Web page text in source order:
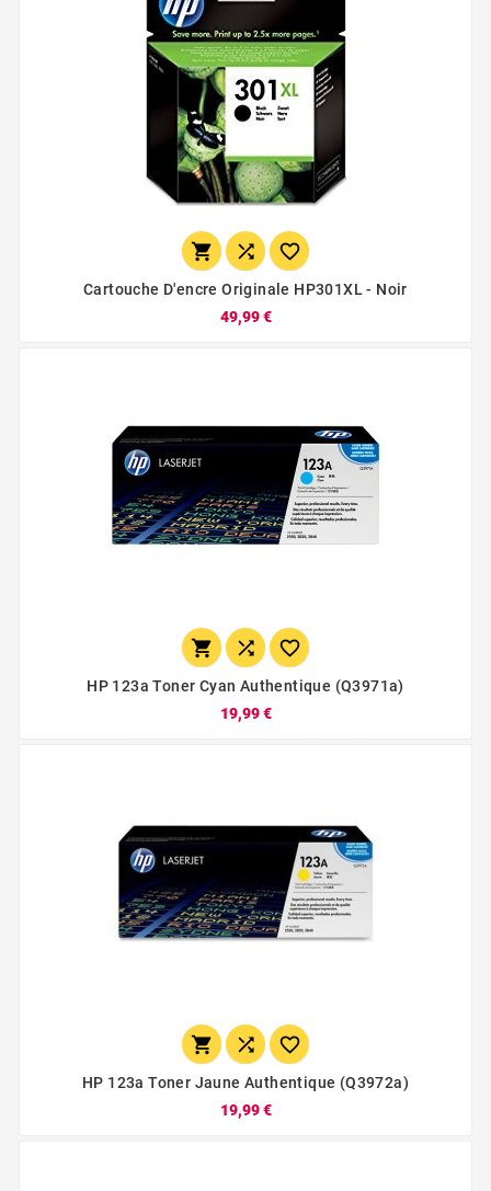
  
Cartouche D'encre Originale HP301XL - Noir
49,99 €
  
HP 123a Toner Cyan Authentique (q3971a)
19,99 €
  
HP 123a Toner Jaune Authentique (q3972a)
19,99 €